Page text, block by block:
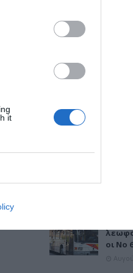
it
την
οι Νο